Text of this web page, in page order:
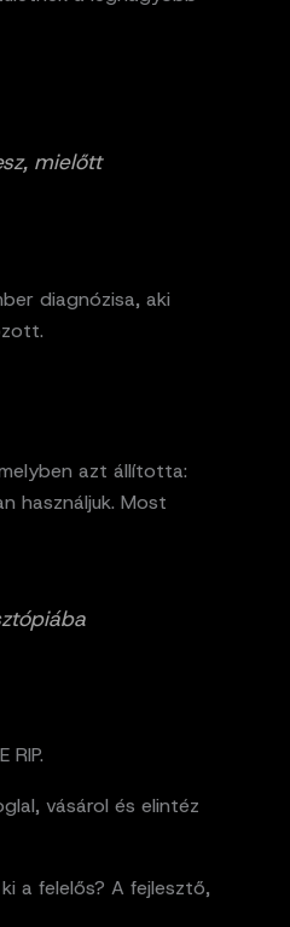
mielőtt
diagnózisa, aki
azt állította:
használjuk. Most
RIP.
vásárol és elintéz
a felelős? A fejlesztő,